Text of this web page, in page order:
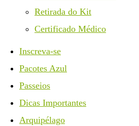
Retirada do Kit
Certificado Médico
Inscreva-se
Pacotes Azul
Passeios
Dicas Importantes
Arquipélago